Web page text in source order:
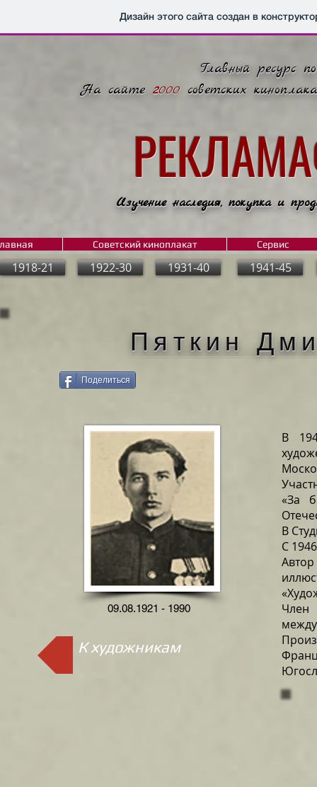
Дизайн этого сайта создан в
Главный ресурс
На сайте 2000 советских
Изучение наследия, покупка и
Советский киноплакат Сервис
1918-21 1922-30 1931-40 1941-45
Поделиться
09.08.1921 - 1990
К художникам
Пяткин
В
«За
В
С
Член